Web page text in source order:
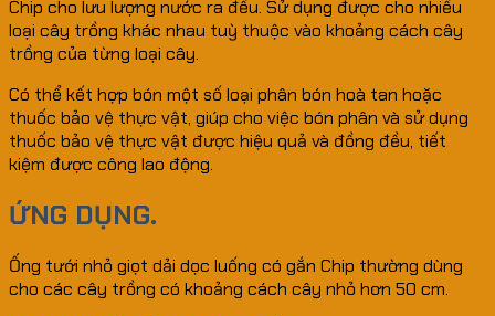
Chip cho lưu lượng nước ra đều. Sử dụng được cho nhiều
loại cây trồng khác nhau tuỳ thuộc vào khoảng cách cây
trồng của từng loại cây.
Có thể kết hợp bón một số loại phân bón hoà tan hoặc
thuốc bảo vệ thực vật, giúp cho việc bón phân và sử dụng
thuốc bảo vệ thực vật được hiệu quả và đồng đều, tiết
kiệm được công lao động.
ỨNG DỤNG.
Ống tưới nhỏ giọt dải dọc luống có gắn Chip thường dùng
cho các cây trồng có khoảng cách cây nhỏ hơn 50 cm.